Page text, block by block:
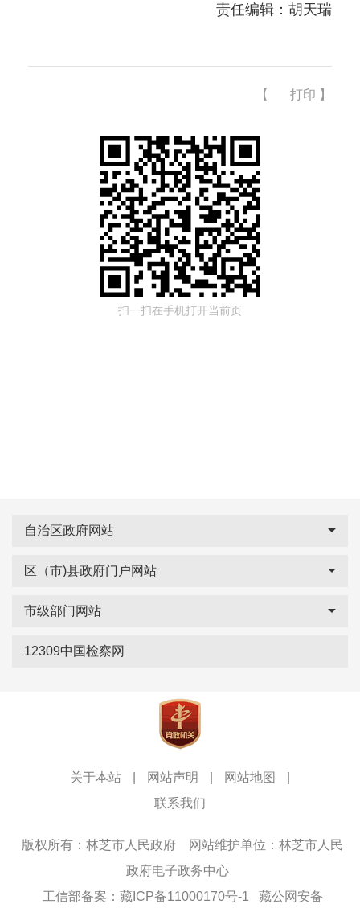
责任编辑：胡天瑞
【 打印 】
扫一扫在手机打开当前页
自治区政府网站
区（市)县政府门户网站
市级部门网站
12309中国检察网
关于本站 网站声明 网站地图
联系我们
版权所有：林芝市人民政府
网站维护单位：林芝市人民
政府电子政务中心
工信部备案：藏ICP备11000170号-1
藏公网安备